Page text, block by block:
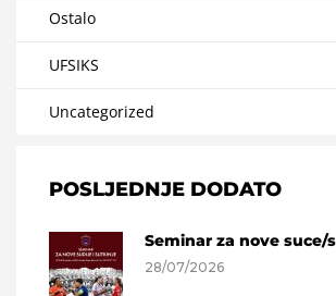
Ostalo
UFSIKS
Uncategorized
POSLJEDNJE DODATO
Seminar za nove suce/
28/07/2026